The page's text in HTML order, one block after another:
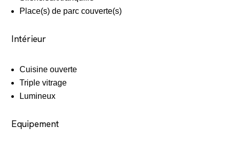
Place(s) de parc couverte(s)
Intérieur
Cuisine ouverte
Triple vitrage
Lumineux
Equipement